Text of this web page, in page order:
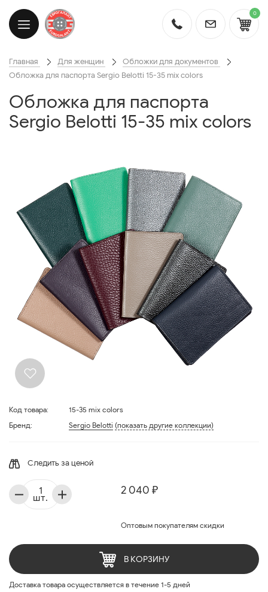
0
Главная Для женщин
Обложки для документов
Обложка для паспорта Sergio Belotti 15-35 mix colors
Обложка для паспорта
Sergio Belotti 15-35 mix colors
Код товара:
15-35 mix colors
Бренд:
Sergio Belotti (показать другие коллекции)
Следить за ценой
2 040 ₽
Оптовым покупателям скидки
шт.
В КОРЗИНУ
Доставка товара осуществляется в течение 1-5 дней